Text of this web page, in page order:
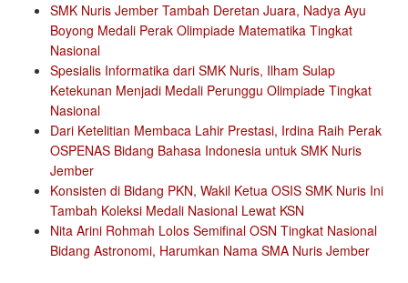
SMK Nuris Jember Tambah Deretan Juara, Nadya Ayu
Boyong Medali Perak Olimpiade Matematika Tingkat
Nasional
Spesialis Informatika dari SMK Nuris, Ilham Sulap
Ketekunan Menjadi Medali Perunggu Olimpiade Tingkat
Nasional
Dari Ketelitian Membaca Lahir Prestasi, Irdina Raih Perak
OSPENAS Bidang Bahasa Indonesia untuk SMK Nuris
Jember
Konsisten di Bidang PKN, Wakil Ketua OSIS SMK Nuris Ini
Tambah Koleksi Medali Nasional Lewat KSN
Nita Arini Rohmah Lolos Semifinal OSN Tingkat Nasional
Bidang Astronomi, Harumkan Nama SMA Nuris Jember